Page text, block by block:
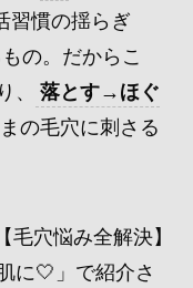
習慣の揺らぎ
の。だからこ
、
落とす→ほぐ
の毛穴に刺さる
毛穴悩み全解決】
に🤍」で紹介さ